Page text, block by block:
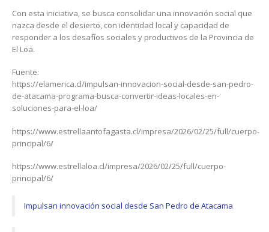
Con esta iniciativa, se busca consolidar una innovación social que
nazca desde el desierto, con identidad local y capacidad de
responder a los desafíos sociales y productivos de la Provincia de
El Loa.
Fuente:
https://elamerica.cl/impulsan-innovacion-social-desde-san-pedro-
de-atacama-programa-busca-convertir-ideas-locales-en-
soluciones-para-el-loa/
https://www.estrellaantofagasta.cl/impresa/2026/02/25/full/cuerpo-
principal/6/
https://www.estrellaloa.cl/impresa/2026/02/25/full/cuerpo-
principal/6/
Impulsan innovación social desde San Pedro de Atacama